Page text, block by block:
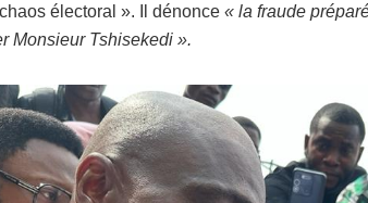
électoral ». Il dénonce « la fraude
Monsieur Tshisekedi ».